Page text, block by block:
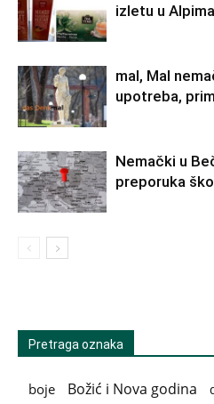
izletu u
mal, Mal
upotreba,
Nemački u
preporuka
Pretraga oznaka
boje Božić i Nova godina